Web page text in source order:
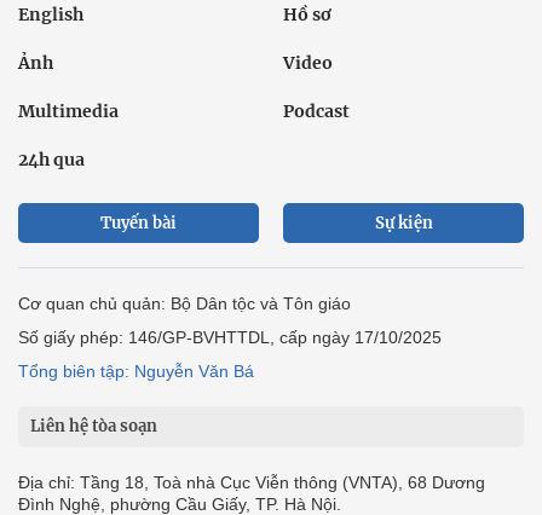
English Hồ sơ
Ảnh Video
Multimedia Podcast
24h qua
Tuyến bài Sự kiện
Cơ quan chủ quản: Bộ Dân tộc và Tôn giáo
Số giấy phép: 146/GP-BVHTTDL, cấp ngày 17/10/2025
Tổng biên tập: Nguyễn Văn Bá
Liên hệ tòa soạn
Địa chỉ: Tầng 18, Toà nhà Cục Viễn thông (VNTA), 68 Dương
Đình Nghệ, phường Cầu Giấy, TP. Hà Nội.